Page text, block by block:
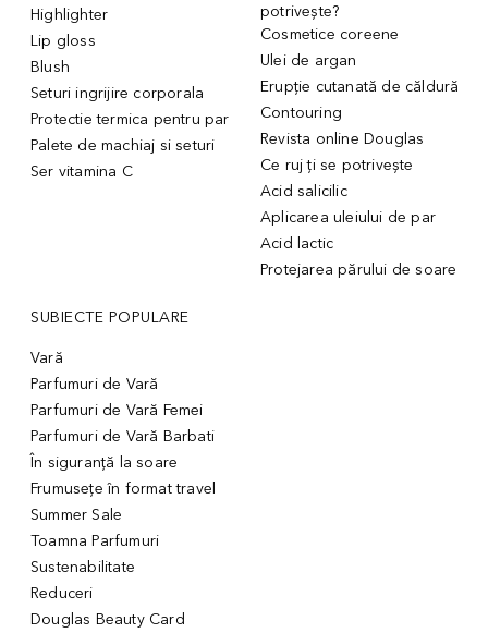
Highlighter
Lip gloss
Blush
Seturi ingrijire corporala
Protectie termica pentru par
Palete de machiaj si seturi
Ser vitamina C
potrivește?
Cosmetice coreene
Ulei de argan
Erupție cutanată de căldură
Contouring
Revista online Douglas
Ce ruj ți se potrivește
Acid salicilic
Aplicarea uleiului de par
Acid lactic
Protejarea părului de soare
SUBIECTE POPULARE
Vară
Parfumuri de Vară
Parfumuri de Vară Femei
Parfumuri de Vară Barbati
În siguranță la soare
Frumusețe în format travel
Summer Sale
Toamna Parfumuri
Sustenabilitate
Reduceri
Douglas Beauty Card